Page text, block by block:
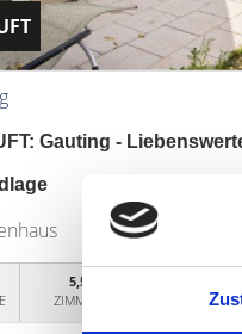
Gauting -
5,5
ZIMMER
OBJEKTNUMMER